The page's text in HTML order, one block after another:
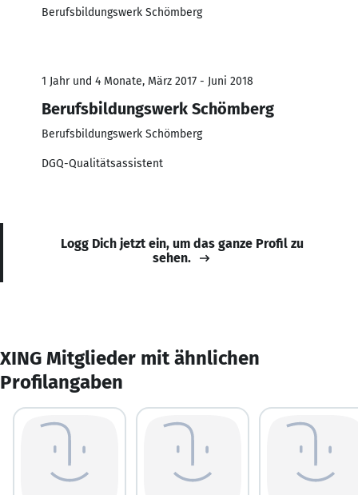
Berufsbildungswerk Schömberg
1 Jahr und 4 Monate, März 2017 - Juni 2018
Berufsbildungswerk Schömberg
Berufsbildungswerk Schömberg
DGQ-Qualitätsassistent
Logg Dich jetzt ein, um das ganze Profil zu
sehen.
XING Mitglieder mit ähnlichen
Profilangaben